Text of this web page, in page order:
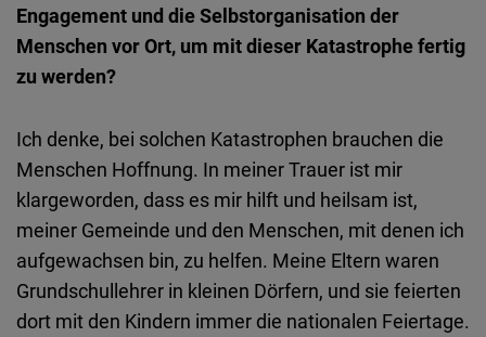
Engagement und die Selbstorganisation der
Menschen vor Ort, um mit dieser Katastrophe fertig
zu werden?
Ich denke, bei solchen Katastrophen brauchen die
Menschen Hoffnung. In meiner Trauer ist mir
klargeworden, dass es mir hilft und heilsam ist,
meiner Gemeinde und den Menschen, mit denen ich
aufgewachsen bin, zu helfen. Meine Eltern waren
Grundschullehrer in kleinen Dörfern, und sie feierten
dort mit den Kindern immer die nationalen Feiertage.